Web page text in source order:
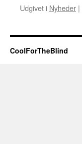
Udgivet i Nyheder |
CoolForTheBlind